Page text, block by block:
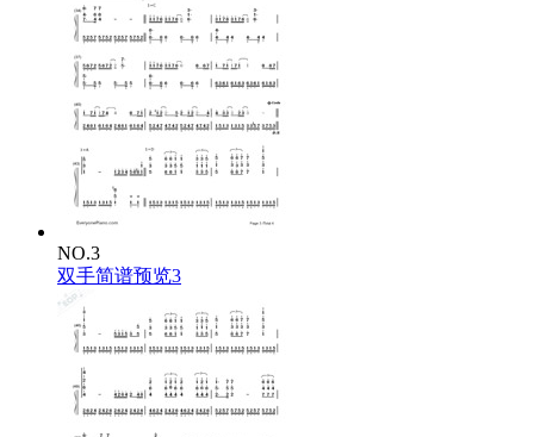
NO.3
双手简谱预览3